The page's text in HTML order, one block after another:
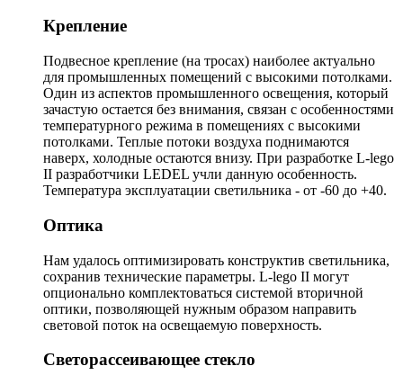
Крепление
Подвесное крепление (на тросах) наиболее актуально
для промышленных помещений с высокими потолками.
Один из аспектов промышленного освещения, который
зачастую остается без внимания, связан с особенностями
температурного режима в помещениях с высокими
потолками. Теплые потоки воздуха поднимаются
наверх, холодные остаются внизу. При разработке L-lego
II разработчики LEDEL учли данную особенность.
Температура эксплуатации светильника - от -60 до +40.
Оптика
Нам удалось оптимизировать конструктив светильника,
сохранив технические параметры. L-lego II могут
опционально комплектоваться системой вторичной
оптики, позволяющей нужным образом направить
световой поток на освещаемую поверхность.
Светорассеивающее стекло